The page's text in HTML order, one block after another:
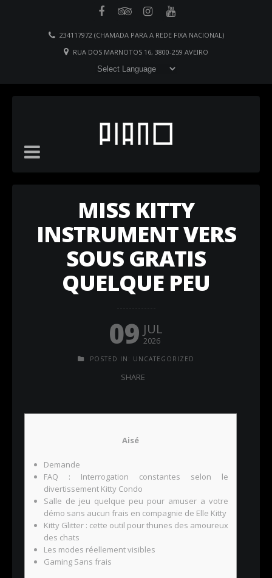
234117972 (CHAMADA PARA A REDE FIXA NACIONAL)
RUA DOS MARNOTOS 16, 3800-259 AVEIRO
MISS KITTY
INSTRUMENT VERS
SOUS GRATIS
QUELQUE PEU
09 JUL
2026
POSTED IN: UNCATEGORIZED
SHARE
Aisé
Demande
FAQ : Interrogation constantes selon le
divertissement Kitty Condo
Salle de jeu quelque peu pour amuser a votre
démo sans aucun frais en compagnie de Elle Kitty
Kitty Glitter : cette outil pour thunes des amoureux
des chats
Les modes réellement visibles
Gaming Sans frais